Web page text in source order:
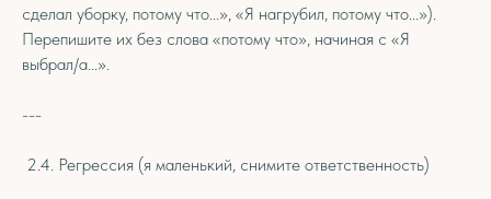
сделал уборку, потому что...», «Я нагрубил, потому что...»).
Перепишите их без слова «потому что», начиная с «Я
выбрал/а...».
---
2.4. Регрессия (я маленький, снимите ответственность)